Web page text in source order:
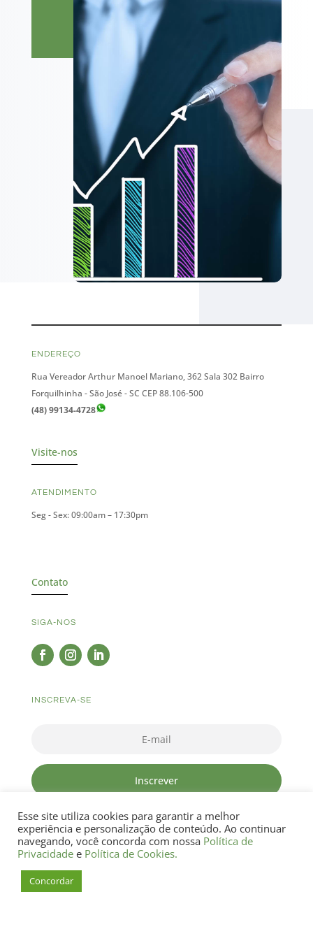
ENDEREÇO
Rua Vereador Arthur Manoel Mariano, 362 Sala 302 Bairro
Forquilhinha - São José - SC CEP 88.106-500
(48) 99134-4728
Visite-nos
ATENDIMENTO
Seg - Sex: 09:00am – 17:30pm
Contato
SIGA-NOS
INSCREVA-SE
Inscrever
Termos de Uso
Esse site utiliza cookies para garantir a melhor
experiência e personalização de conteúdo. Ao continuar
navegando, você concorda com nossa Política de
Privacidade e Política de Cookies.
Concordar